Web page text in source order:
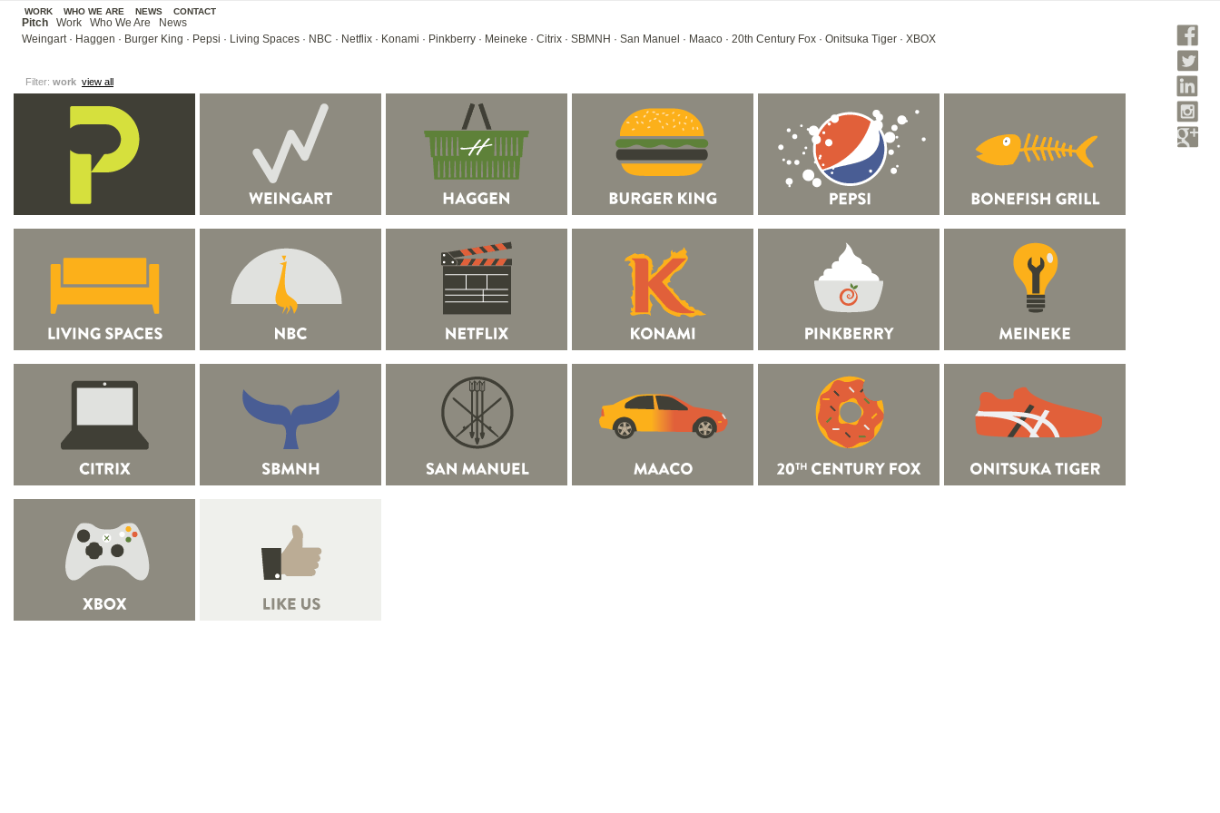
WORK WHO WE ARE NEWS CONTACT
Pitch Work Who We Are
News
Weingart· Haggen · Burger King · Pepsi · Living Spaces · NBC · Netflix · Konami · Pinkberry · Meineke · Citrix · SBMNH · San Manuel · Maaco · 20th Century Fox · Onitsuka Tiger · XBOX
Filter: work view all